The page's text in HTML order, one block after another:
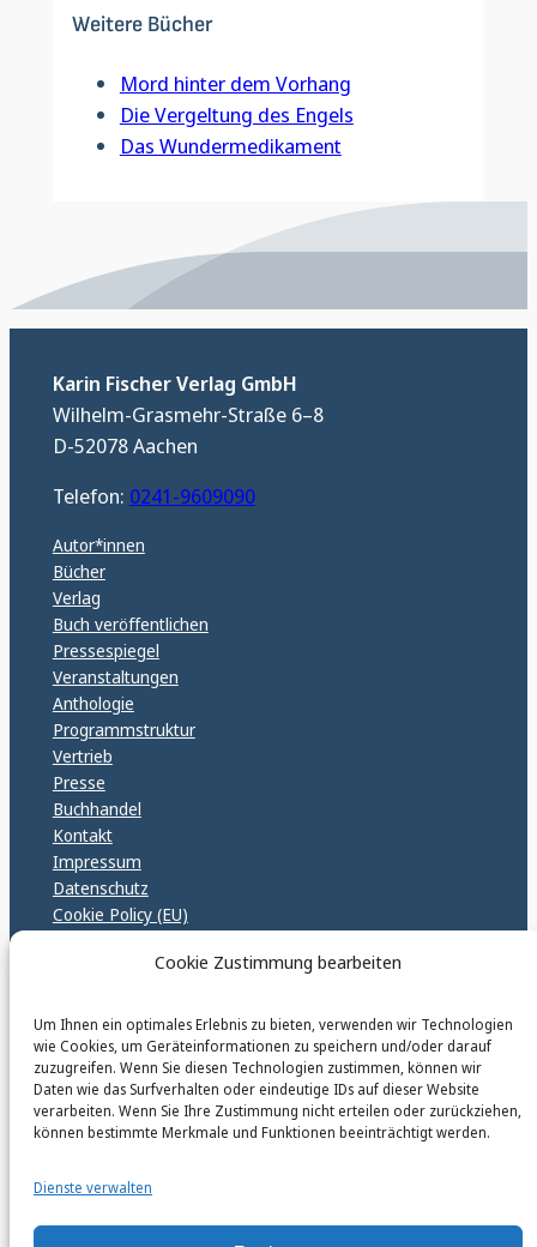
Cookie Zustimmung bearbeiten
Um Ihnen ein optimales Erlebnis zu bieten, verwenden wir Technologien
wie Cookies, um Geräteinformationen zu speichern und/oder darauf
zuzugreifen. Wenn Sie diesen Technologien zustimmen, können wir
Daten wie das Surfverhalten oder eindeutige IDs auf dieser Website
verarbeiten. Wenn Sie Ihre Zustimmung nicht erteilen oder zurückziehen,
können bestimmte Merkmale und Funktionen beeinträchtigt werden.
Dienste verwalten
Weitere Bücher
Mord hinter dem Vorhang
Die Vergeltung des Engels
Das Wundermedikament
Karin Fischer Verlag GmbH
Wilhelm-Grasmehr-Straße 6–8
D-52078 Aachen
Telefon: 0241-9609090
Autor*innen
Bücher
Verlag
Buch veröffentlichen
Pressespiegel
Veranstaltungen
Anthologie
Programmstruktur
Vertrieb
Presse
Buchhandel
Kontakt
Impressum
Datenschutz
Cookie Policy (EU)
karinfischerverlag_ac
@karinfischerverlag_ac
Follow